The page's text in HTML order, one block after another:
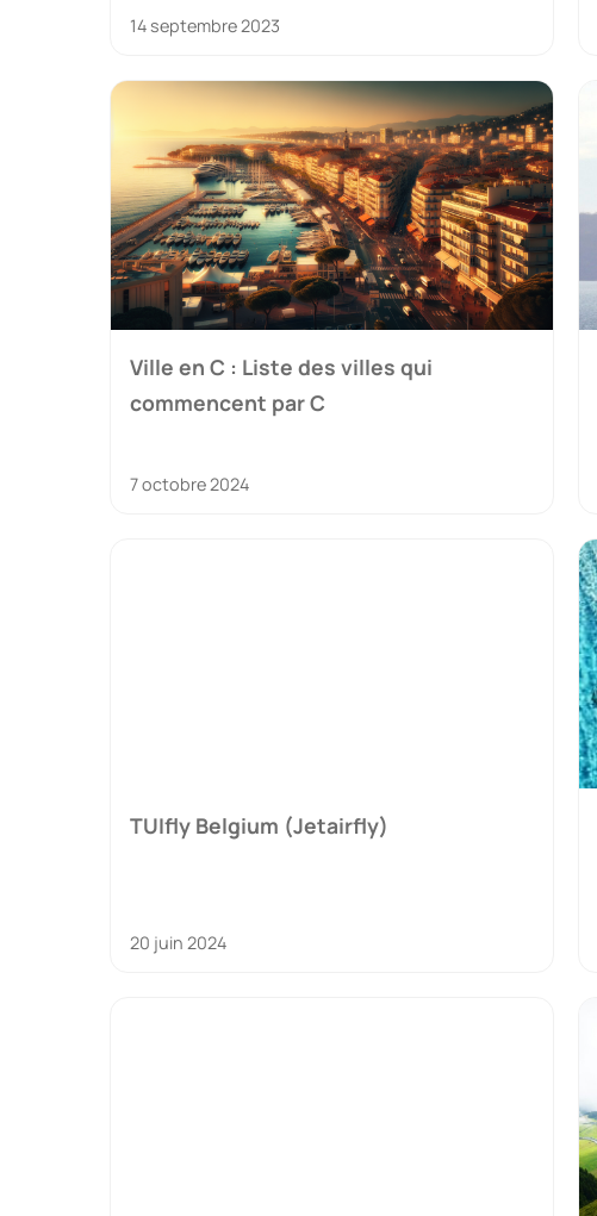
14 septembre 2023
Ville en C : Liste des villes qui
commencent par C
7 octobre 2024
TUIfly Belgium (Jetairfly)
20 juin 2024